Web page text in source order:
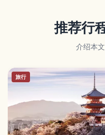
推荐行
介绍本
旅行